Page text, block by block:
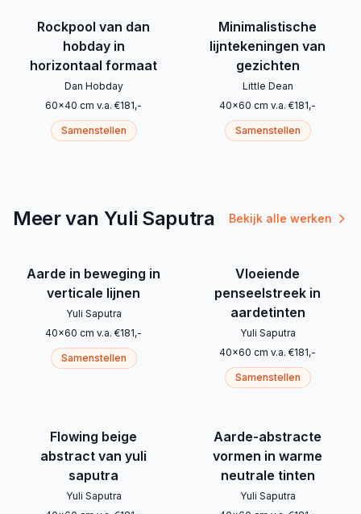
Rockpool van dan
hobday in
horizontaal formaat
Dan Hobday
60x40 cm v.a. €181,-
Samenstellen
Minimalistische
lijntekeningen van
gezichten
Little Dean
40x60 cm v.a. €181,-
Samenstellen
Meer van Yuli Saputra Bekijk alle werken
Aarde in beweging in
verticale lijnen
Yuli Saputra
40x60 cm v.a. €181,-
Samenstellen
Vloeiende
penseelstreek in
aardetinten
Yuli Saputra
40x60 cm v.a. €181,-
Samenstellen
Flowing beige
abstract van yuli
saputra
Yuli Saputra
Aarde-abstracte
vormen in warme
neutrale tinten
Yuli Saputra